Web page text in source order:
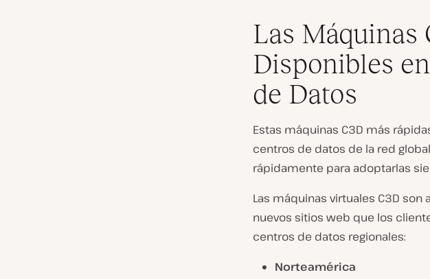
Las Máquinas
Disponibles
de Datos
Estas máquinas C3D más
centros de datos de la red
rápidamente para adoptarlas
Las máquinas virtuales C3D
nuevos sitios web que los
centros de datos regionales:
Norteamérica